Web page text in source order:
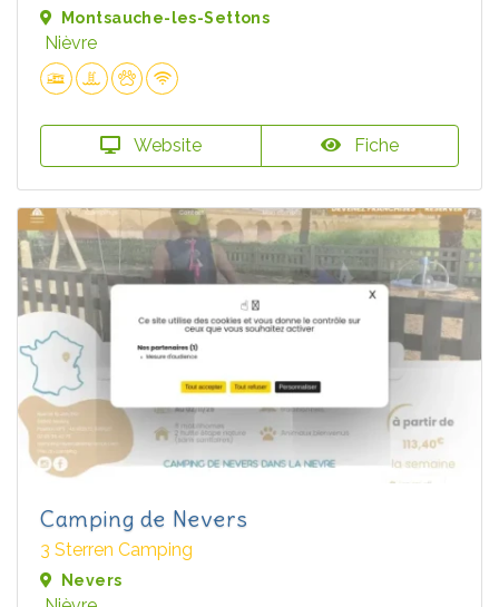
Montsauche-les-Settons
Nièvre
Website Fiche
Camping de Nevers
3 Sterren Camping
Nevers